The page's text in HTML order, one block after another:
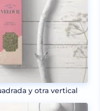
y otra vertical